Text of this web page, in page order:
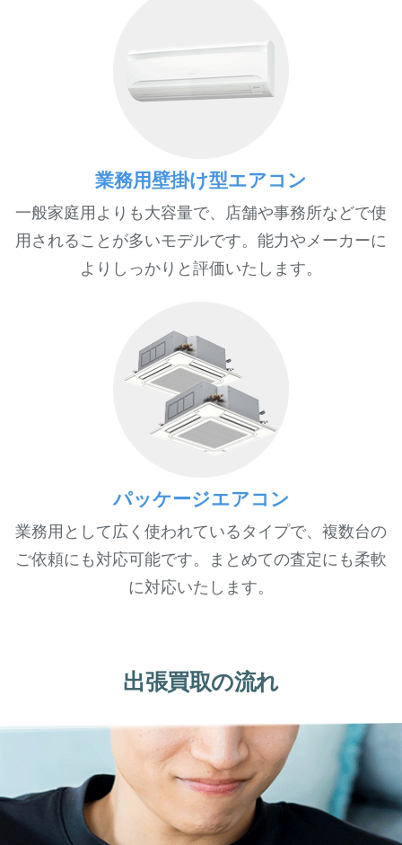
業務用壁掛け型エアコン
一般家庭用よりも大容量で、店舗や事務所などで使
用されることが多いモデルです。能力やメーカーに
よりしっかりと評価いたします。
パッケージエアコン
業務用として広く使われているタイプで、複数台の
ご依頼にも対応可能です。まとめての査定にも柔軟
に対応いたします。
出張買取の流れ